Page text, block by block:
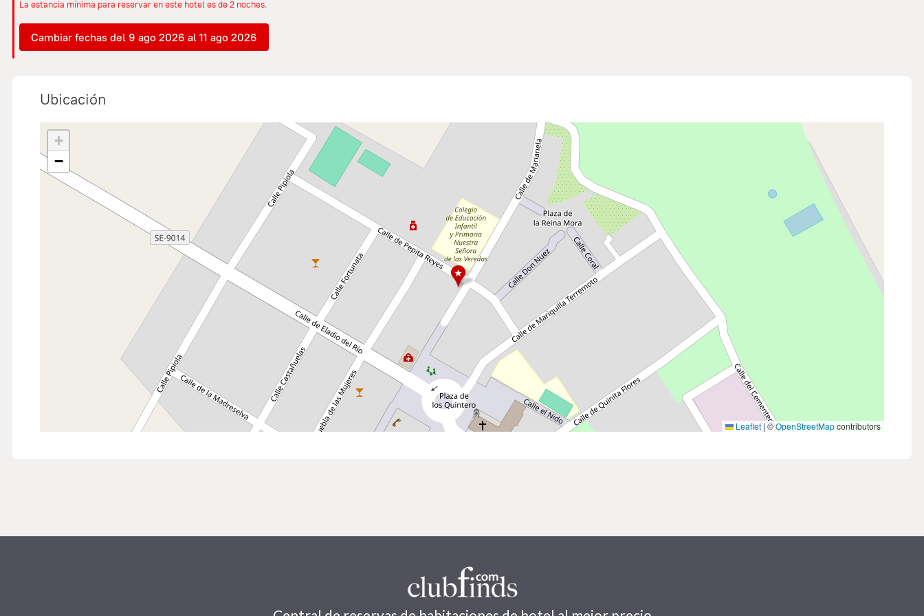
La estancia mínima para reservar en este hotel es de 2 noches.
Cambiar fechas del 9 ago 2026 al 11 ago 2026
Ubicación
+
−
Leaflet | ©OpenStreetMapcontributors